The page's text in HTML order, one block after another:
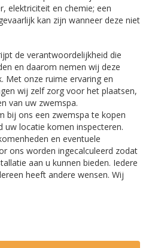
elektriciteit en chemie; een
kan zijn wanneer deze niet
de verantwoordelijkheid die
en daarom nemen wij deze
Met onze ruime ervaring en
wij zelf zorg voor het plaatsen,
van uw zwemspa.
bij ons een zwemspa te kopen
uw locatie komen inspecteren.
en eventuele
ons worden ingecalculeerd zodat
aan u kunnen bieden. Iedere
heeft andere wensen. Wij